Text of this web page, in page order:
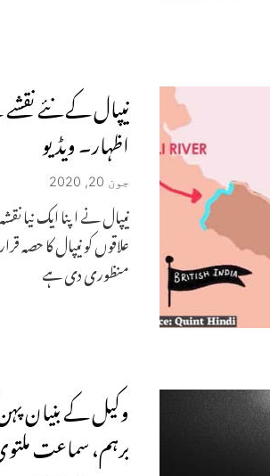
نیپال کے نئے
اظہار۔ ویڈیو
جون 20, 2020
نیپال نے اپنا ایک
علاقوں کو نیپال کا حصہ
منظوری دی ہے
وکیل کے بنیان
برہم، سماعت